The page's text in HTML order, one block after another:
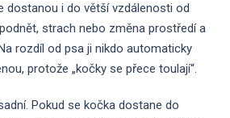
dostanou i do větší vzdálenosti od
strach nebo změna prostředí a
rozdíl od psa ji nikdo automaticky
protože „kočky se přece toulají“.
Pokud se kočka dostane do